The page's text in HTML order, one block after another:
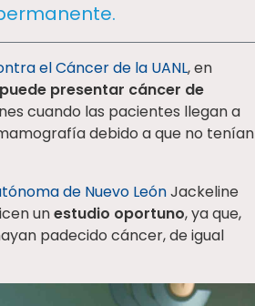
el Cáncer de la UANL, en
presentar cáncer de
cuando las pacientes llegan a
debido a que no tenían
de Nuevo LeónJackeline
unestudio oportuno, ya que,
padecido cáncer, de igual